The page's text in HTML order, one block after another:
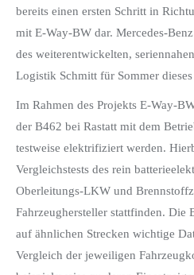
bereits einen ersten Schritt in
mit E-Way-BW dar. Mercedes-
des weiterentwickelten,
Logistik Schmitt für Sommer dieses
Im Rahmen des Projekts E-Way-
der B462 bei Rastatt mit dem
testweise elektrifiziert werden.
Vergleichstests des rein
Oberleitungs-LKW und
Fahrzeughersteller stattfinden. Die
auf ähnlichen Strecken wichtige
Vergleich der jeweiligen